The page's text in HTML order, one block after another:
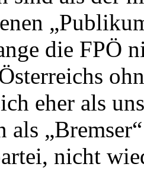
die FPÖ
eher als
nicht